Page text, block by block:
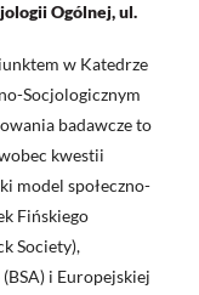
Ogólnej, ul.
w Katedrze
Socjologicznym
badawcze to
kwestii
model społeczno-
Fińskiego
Society),
i Europejskiej